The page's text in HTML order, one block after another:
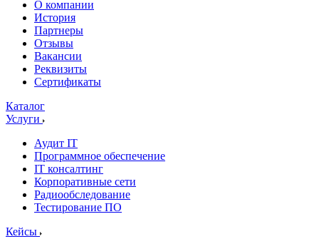
О компании
История
Партнеры
Отзывы
Вакансии
Реквизиты
Сертификаты
Каталог
Услуги
Аудит IT
Программное обеспечение
IT консалтинг
Корпоративные сети
Радиообследование
Тестирование ПО
Кейсы